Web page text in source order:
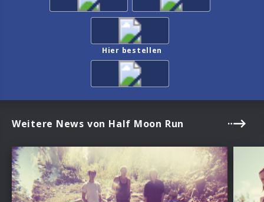
Hier bestellen
Weitere News von Half Moon Run